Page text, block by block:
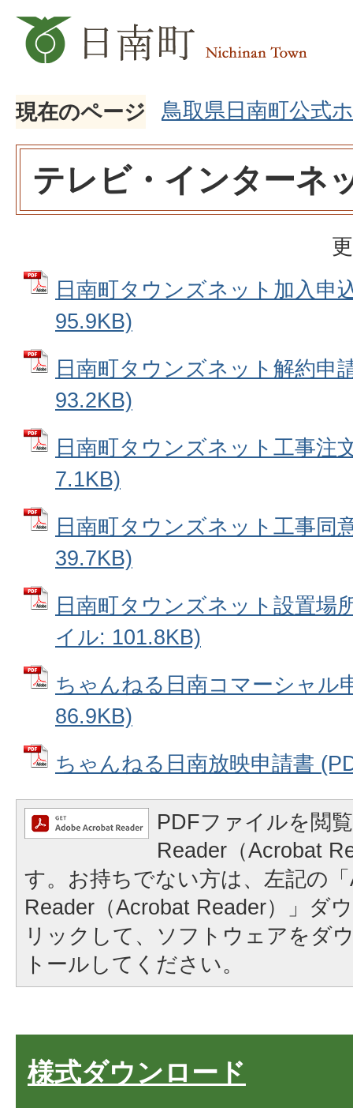
現在のページ 鳥取県日南町公式
テレビ・インターネ
日南町タウンズネット加入申
95.9KB)
日南町タウンズネット解約申
93.2KB)
日南町タウンズネット工事注
7.1KB)
日南町タウンズネット工事同
39.7KB)
日南町タウンズネット設置場
イル: 101.8KB)
ちゃんねる日南コマーシャル
86.9KB)
ちゃんねる日南放映申請書
PDFファイルを閲
Reader（Acrobat
す。お持ちでない方は、左記の
Reader（Acrobat Reader）」ダ
リックして、ソフトウェアをダ
トールしてください。
様式ダウンロード